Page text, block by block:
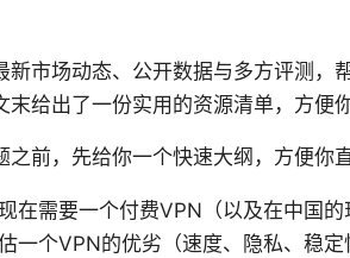
新市场动态、公开数据与多方评测，
末给出了一份实用的资源清单，方便
之前，先给你一个快速大纲，方便你
在需要一个付费VPN（以及在中国的
一个VPN的优劣（速度、隐私、稳定